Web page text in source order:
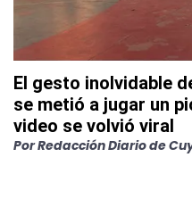
El gesto inolvidable
se metió a jugar un
video se volvió viral
PorRedacción Diario de